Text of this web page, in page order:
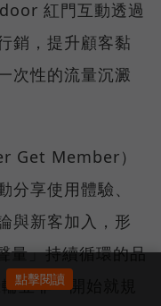
紅門互動透過
銷，提升顧客黏
次性的流量沉澱
Get Member）
分享使用體驗、
與新客加入，形
」持續循環的品
並非一開始就規
點擊閱讀